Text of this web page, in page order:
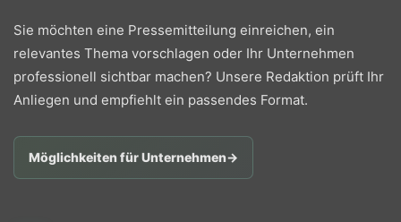
Sie möchten eine Pressemitteilung einreichen, ein
relevantes Thema vorschlagen oder Ihr Unternehmen
professionell sichtbar machen? Unsere Redaktion prüft Ihr
Anliegen und empfiehlt ein passendes Format.
Möglichkeiten für Unternehmen→